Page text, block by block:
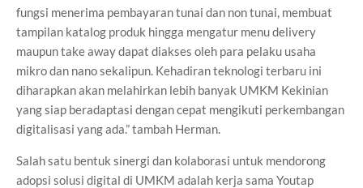
fungsi menerima pembayaran tunai dan non tunai, membuat
tampilan katalog produk hingga mengatur menu delivery
maupun take away dapat diakses oleh para pelaku usaha
mikro dan nano sekalipun. Kehadiran teknologi terbaru ini
diharapkan akan melahirkan lebih banyak UMKM Kekinian
yang siap beradaptasi dengan cepat mengikuti perkembangan
digitalisasi yang ada.” tambah Herman.
Salah satu bentuk sinergi dan kolaborasi untuk mendorong
adopsi solusi digital di UMKM adalah kerja sama Youtap